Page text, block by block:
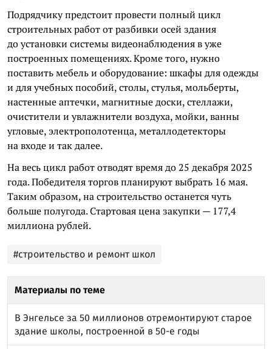
Подрядчику предстоит провести полный цикл
строительных работ от разбивки осей здания
до установки системы видеонаблюдения в уже
построенных помещениях. Кроме того, нужно
поставить мебель и оборудование: шкафы для одежды
и для учебных пособий, столы, стулья, мольберты,
настенные аптечки, магнитные доски, стеллажи,
очистители и увлажнители воздуха, мойки, ванны
угловые, электрополотенца, металлодетекторы
на входе и так далее.
На весь цикл работ отводят время до 25 декабря 2025
года. Победителя торгов планируют выбрать 16 мая.
Таким образом, на строительство останется чуть
больше полугода. Стартовая цена закупки — 177,4
миллиона рублей.
#строительство и ремонт школ
Материалы по теме
В Энгельсе за 50 миллионов отремонтируют старое
здание школы, построенной в 50-е годы